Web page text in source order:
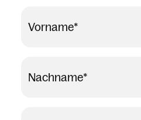
Vorname*
Nachname*